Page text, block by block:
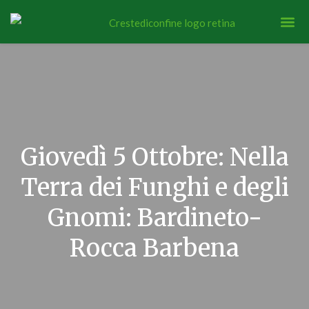
Giovedì 5 Ottobre: Nella
Terra dei Funghi e degli
Gnomi: Bardineto-
Rocca Barbena